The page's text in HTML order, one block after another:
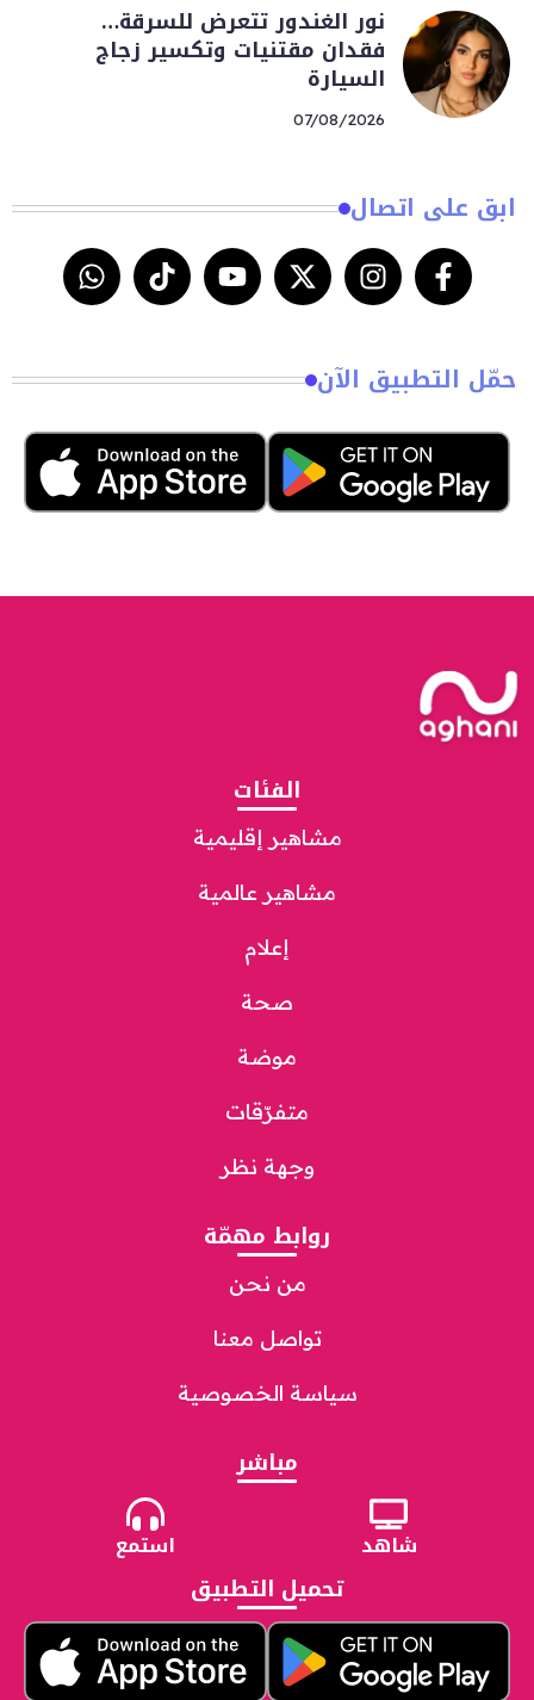
نور الغندور تتعرض للسرقة…
فقدان مقتنيات وتكسير زجاج
السيارة
07/08/2026
ابق على اتصال
حمّل التطبيق الآن
الفئات
مشاهير إقليمية
مشاهير عالمية
إعلام
صحة
موضة
متفرّقات
وجهة نظر
روابط مهمّة
من نحن
تواصل معنا
سياسة الخصوصية
مباشر
شاهد استمع
تحميل التطبيق